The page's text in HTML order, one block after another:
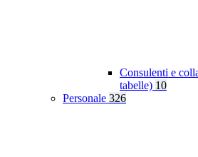
Consulenti e
tabelle) 10
Personale 326